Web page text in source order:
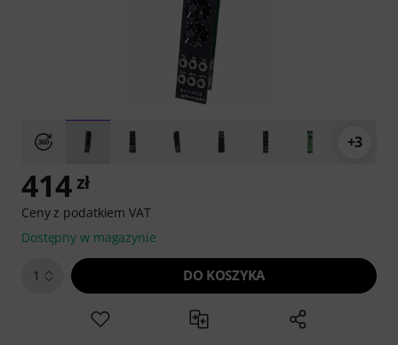
+3
414zł
Ceny z podatkiem VAT
Dostępny w magazynie
1 DO KOSZYKA